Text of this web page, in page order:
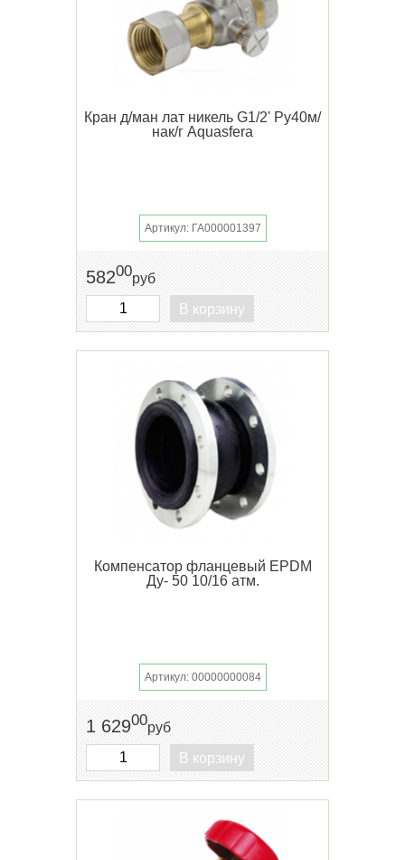
Кран д/ман лат никель G1/2' Ру40м/
нак/г Aquasfera
Артикул: ГА000001397
58200руб
В корзину
Компенсатор фланцевый EPDM
Ду- 50 10/16 атм.
Артикул: 00000000084
1 62900руб
В корзину